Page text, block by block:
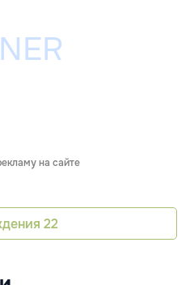
на сайте
22